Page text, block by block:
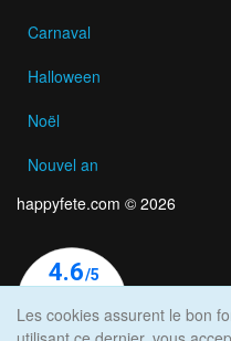
Carnaval
Halloween
Noël
Nouvel an
happyfete.com © 2026
Les cookies assurent le bon